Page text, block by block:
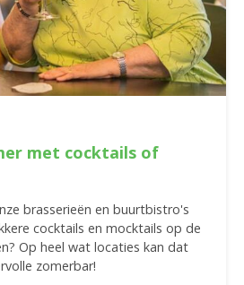
met cocktails of
brasserieën en buurtbistro's
cocktails en mocktails op de
Op heel wat locaties kan dat
zomerbar!